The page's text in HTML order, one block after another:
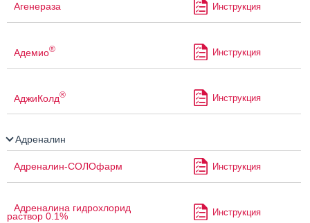
Агенераза Инструкция
Адемио® Инструкция
АджиКолд® Инструкция
Адреналин
Адреналин-СОЛОфарм Инструкция
Адреналина гидрохлорид
раствор 0.1% Инструкция